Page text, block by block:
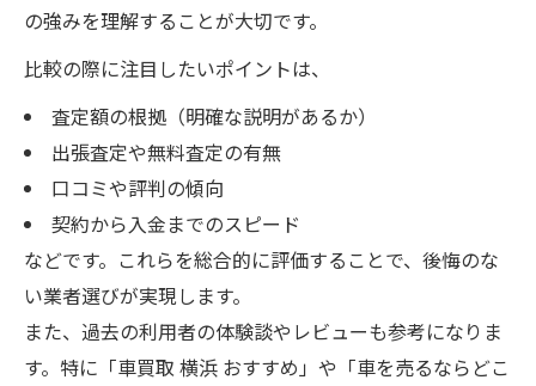
の強みを理解することが大切です。
比較の際に注目したいポイントは、
査定額の根拠（明確な説明があるか）
出張査定や無料査定の有無
口コミや評判の傾向
契約から入金までのスピード
などです。これらを総合的に評価することで、後悔のな
い業者選びが実現します。
また、過去の利用者の体験談やレビューも参考になりま
す。特に「車買取 横浜 おすすめ」や「車を売るならどこ